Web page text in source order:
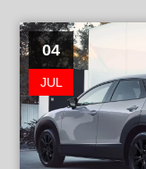
04
JUL